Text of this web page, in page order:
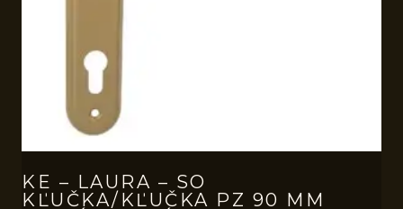
KE – LAURA – SO
KĽUČKA/KĽUČKA PZ 90 MM